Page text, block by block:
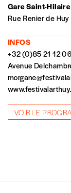
Les mots
1 an = 5
Gare Saint-Hilaire
Rue Renier de Huy
INFOS
+32 (0)85 21 12 06
Avenue
VOIR LE